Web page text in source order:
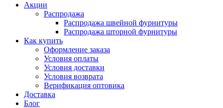
Акции
Распродажа
Распродажа швейной фурнитуры
Распродажа шторной фурнитуры
Как купить
Оформление заказа
Условия оплаты
Условия доставки
Условия возврата
Верификация оптовика
Доставка
Блог